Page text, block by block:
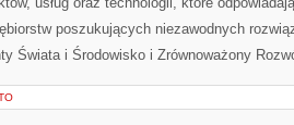
poszukujących niezawodnych
Świata i Środowisko i Zrównoważony